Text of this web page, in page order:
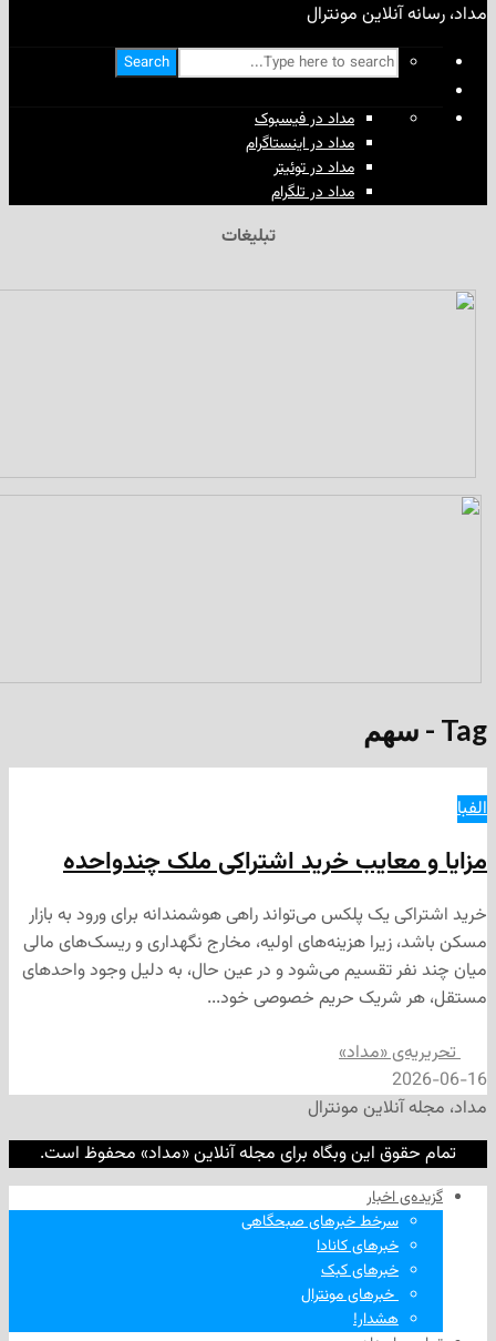
مونترال
Search
مداد در فیسبوک
مداد در اینستاگرام
مداد در توئیتر
مداد در تلگرام
خرید اشتراکی ملک چندواحده
یک پلکس می‌تواند راهی هوشمندانه برای ورود به بازار
هزینه‌های اولیه، مخارج نگهداری و ریسک‌های مالی
تقسیم می‌شود و در عین حال، به دلیل وجود واحدهای
شریک حریم خصوصی خود...
«مداد»
مونترال
این وبگاه برای مجله آنلاین «مداد» محفوظ است.
اخبار
سرخط خبرهای صبحگاهی
خبرهای کانادا
خبرهای کبک
‌ خبرهای مونترال